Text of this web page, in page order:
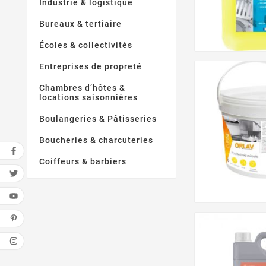
Industrie & logistique
Bureaux & tertiaire
Écoles & collectivités
Entreprises de propreté
Chambres d’hôtes &
locations saisonnières
Boulangeries & Pâtisseries
Boucheries & charcuteries
Coiffeurs & barbiers